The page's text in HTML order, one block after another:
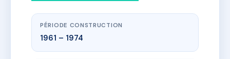
PÉRIODE CONSTRUCTION
1961 – 1974